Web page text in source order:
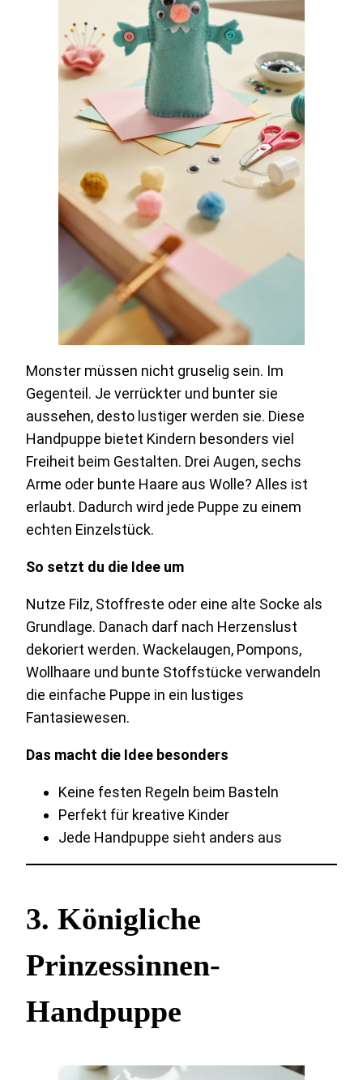
Monster müssen nicht gruselig sein. Im
Gegenteil. Je verrückter und bunter sie
aussehen, desto lustiger werden sie. Diese
Handpuppe bietet Kindern besonders viel
Freiheit beim Gestalten. Drei Augen, sechs
Arme oder bunte Haare aus Wolle? Alles ist
erlaubt. Dadurch wird jede Puppe zu einem
echten Einzelstück.
So setzt du die Idee um
Nutze Filz, Stoffreste oder eine alte Socke als
Grundlage. Danach darf nach Herzenslust
dekoriert werden. Wackelaugen, Pompons,
Wollhaare und bunte Stoffstücke verwandeln
die einfache Puppe in ein lustiges
Fantasiewesen.
Das macht die Idee besonders
Keine festen Regeln beim Basteln
Perfekt für kreative Kinder
Jede Handpuppe sieht anders aus
3. Königliche
Prinzessinnen-
Handpuppe